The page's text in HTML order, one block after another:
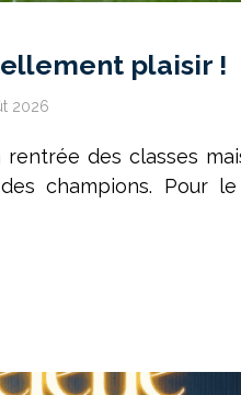
plaisir !
2026
des classes
champions. Pour